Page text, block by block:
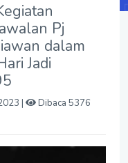
Pj
dalam
Jadi
|
Dibaca 5376